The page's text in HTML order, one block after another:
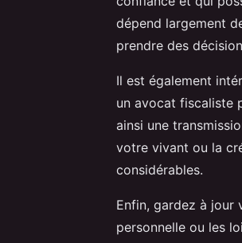
dépend largement
prendre des
Il est également
un avocat fiscaliste
ainsi une
votre vivant ou la
considérables.
Enfin, gardez à jour
personnelle ou les